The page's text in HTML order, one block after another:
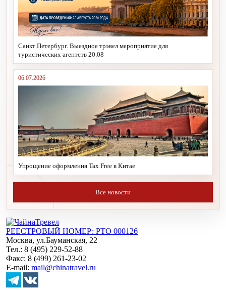
Санкт Петербург. Выездное трэвел мероприятие для
туристических агентств 20.08
06.07.2026
Упрощение оформления Tax Free в Китае
Все новости
РЕЕСТРОВЫЙ НОМЕР: РТО 000126
Москва, ул.Бауманская, 22
Тел.: 8 (495) 229-52-88
Факс: 8 (499) 261-23-02
E-mail: mail@chinatravel.ru